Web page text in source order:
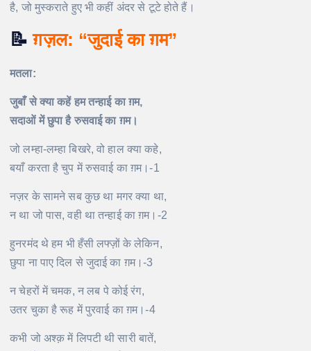
है, जो मुस्कराते हुए भी कहीं अंदर से टूटे होते हैं।
📝ग़ज़ल: “जुदाई का ग़म”
मतला:
जुबाँ से क्या कहें हम तन्हाई का ग़म,
सदाओं में छुपा है रुसवाई का ग़म।
जो लम्हा-लम्हा बिखरे, वो हाल क्या कहे,
बयाँ करता है चुप में रुसवाई का ग़म।-1
नज़र के सामने सब कुछ था मगर क्या था,
न था जो पास, वही था तन्हाई का ग़म।-2
हुनरमंद थे हम भी हँसी लफ्ज़ों के लेकिन,
छुपा ना पाए दिल से जुदाई का ग़म।-3
न चेहरों में चमक, न लब पे कोई रंग,
उतर चुका है रूह में पुरवाई का ग़म।-4
कभी जो अश्क़ में लिपटी थी सारी बातें,